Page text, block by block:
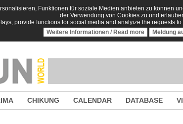
Funktionen für soziale Medien anbieten zu können
der Verwendung von Cookies zu und
provide functions for social media and analyize the requests
Weitere Informationen / Read more
Meldung
CHIKUNG CALENDAR DATABASE